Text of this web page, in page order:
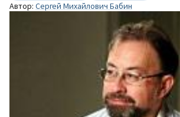
Автор: Сергей Михайлович Бабин